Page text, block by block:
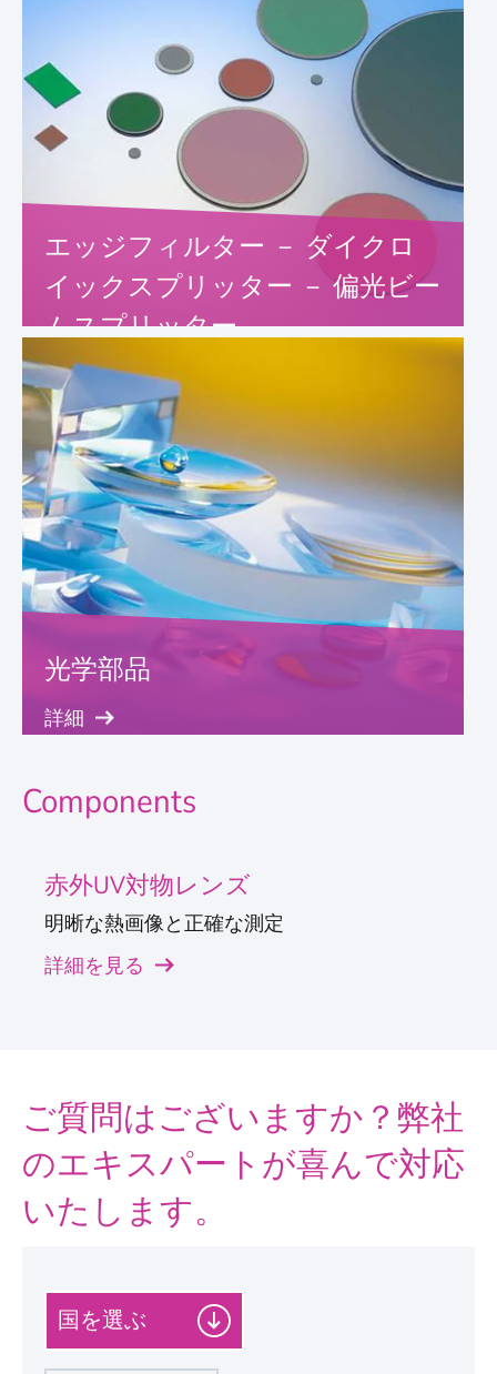
エッジフィルター － ダイクロ
イックスプリッター － 偏光ビー
ムスプリッター
詳細を見る
光学部品
詳細
Components
赤外UV対物レンズ
明晰な熱画像と正確な測定
詳細を見る
ご質問はございますか？弊社
のエキスパートが喜んで対応
いたします。
テ
ゴ